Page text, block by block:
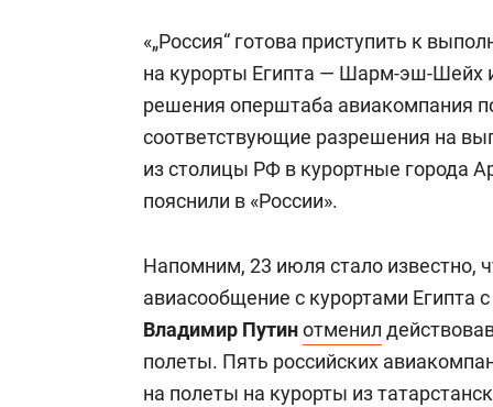
«„Россия“ готова приступить к
на курорты Египта — Шарм-эш-Шейх
решения оперштаба авиакомпания
соответствующие разрешения на
из столицы РФ в курортные города
пояснили в «России».
Напомним, 23 июля стало известно,
авиасообщение с курортами Египта
Владимир Путинотменил
полеты. Пять российских
на полеты на курорты из